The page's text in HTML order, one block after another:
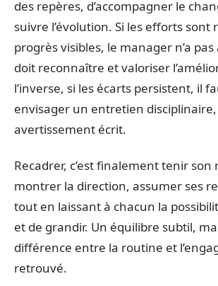
des repères, d’accompagner le
suivre l’évolution. Si les efforts sont
progrès visibles, le manager n’a
doit reconnaître et valoriser
l’inverse, si les écarts persistent, il
envisager un entretien
avertissement écrit.
Recadrer, c’est finalement tenir son
montrer la direction, assumer ses
tout en laissant à chacun la
et de grandir. Un équilibre subtil,
différence entre la routine et
retrouvé.